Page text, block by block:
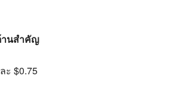
านสำคัญ
ะ $0.75